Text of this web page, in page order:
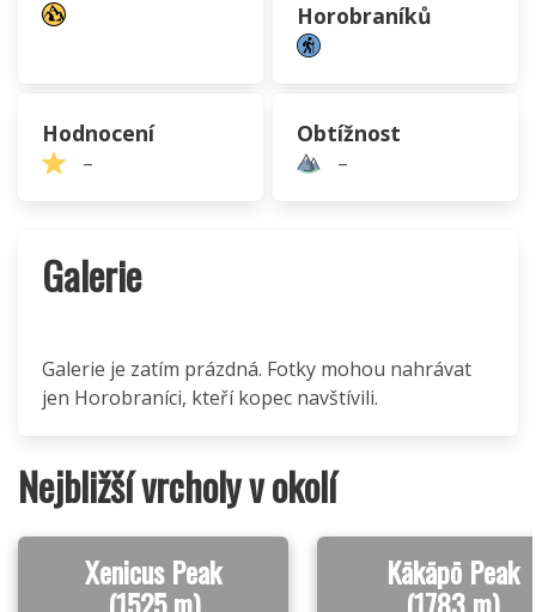
Horobraníků
Hodnocení
–
Obtížnost
–
Galerie
Galerie je zatím prázdná. Fotky mohou nahrávat
jen Horobraníci, kteří kopec navštívili.
Nejbližší vrcholy v okolí
Xenicus Peak Kākāpō Peak